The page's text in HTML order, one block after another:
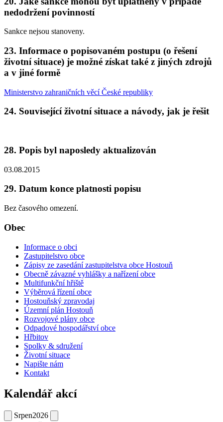
nedodržení povinností
Sankce nejsou stanoveny.
23. Informace o popisovaném postupu (o řešení
životní situace) je možné získat také z jiných zdrojů
a v jiné formě
Ministerstvo zahraničních věcí České republiky
24. Související životní situace a návody, jak je řešit
28. Popis byl naposledy aktualizován
03.08.2015
29. Datum konce platnosti popisu
Bez časového omezení.
Obec
Informace o obci
Zastupitelstvo obce
Zápisy ze zasedání zastupitelstva obce Hostouň
Obecně závazné vyhlášky a nařízení obce
Multifunkční hřiště
Výběrová řízení obce
Hostouňský zpravodaj
Územní plán Hostouň
Rozvojové plány obce
Odpadové hospodářství obce
Hřbitov
Spolky & sdružení
Životní situace
Napište nám
Kontakt
Kalendář akcí
Srpen2026